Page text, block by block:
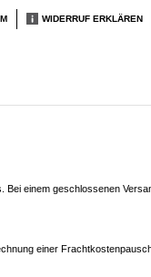
WIDERRUF ERKLÄREN
einem geschlossenen
einer